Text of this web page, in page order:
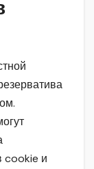
cookie и